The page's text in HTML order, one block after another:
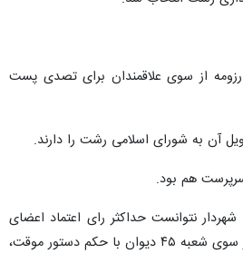
از سوی علاقمندان برای تصدی پست
آن به شورای اسلامی رشت را دارند.
نتوانست حداکثر رای اعتماد اعضای
شورای اسلامی رشت را برای ادامه کار در مجموعه شهرداری کسب کند، شکایتی مبنی بر مصوبه شورا به دیوان عدالت اداری تنظیم کرد که در نهایت از سوی شعبه ۴۵ دیوان با حکم دستور موقت،